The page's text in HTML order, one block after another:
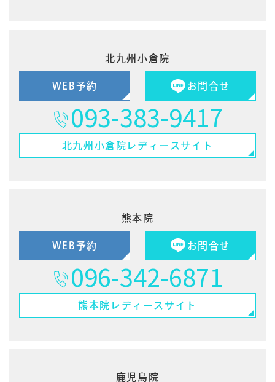
北九州小倉院
WEB予約 お問合せ
093-383-9417
北九州小倉院 レディースサイト
熊本院
WEB予約 お問合せ
096-342-6871
熊本院 レディースサイト
鹿児島院